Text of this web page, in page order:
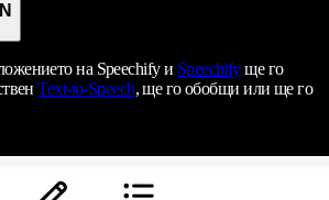
на Speechify и Speechifyще го
Text-to-Speech, ще го обобщи или ще го